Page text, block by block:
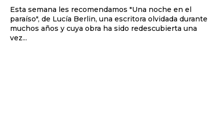
Esta semana les recomendamos "Una noche en el
paraíso", de Lucía Berlin, una escritora olvidada durante
muchos años y cuya obra ha sido redescubierta una
vez...